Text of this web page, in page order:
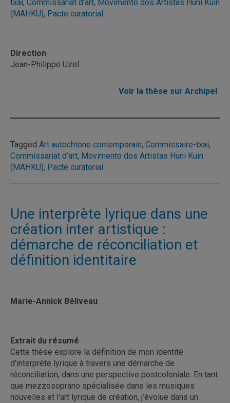
txai, Commissariat d’art, Movimento dos Artistas Huni Kuin
(MAHKU), Pacte curatorial
Direction
Jean-Philippe Uzel
Voir la thèse sur Archipel
Tagged Art autochtone contemporain, Commissaire-txai,
Commissariat d’art, Movimento dos Artistas Huni Kuin
(MAHKU), Pacte curatorial
Une interprète lyrique dans une
création inter artistique :
démarche de réconciliation et
définition identitaire
Marie-Annick Béliveau
Extrait du résumé
Cette thèse explore la définition de mon identité
d’interprète lyrique à travers une démarche de
réconciliation, dans une perspective postcoloniale. En tant
que mezzosoprano spécialisée dans les musiques
nouvelles et l'art lyrique de création, j’évolue dans un